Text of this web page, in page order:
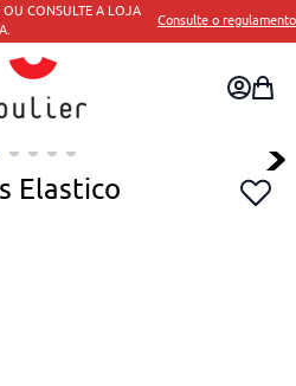
CONSULTE A LOJA
Consulte o regulamento
Elastico